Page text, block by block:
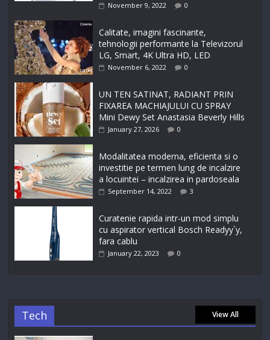
November 9, 2022 0
Calitate, imagini fascinante,
tehnologii performante la Televizorul
LG, Smart, 4K Ultra HD, LED
November 6, 2022 0
UN TEN SATINAT, RADIANT PRIN
FIXAREA MACHIAJULUI CU SPRAY
Mini Dewy Set Anastasia Beverly Hills
January 27, 2026 0
Modalitatea moderna, eficienta si o
investitie pe termen lung de incalzire
a locuintei – incalzirea in pardoseala
September 14, 2022 3
Curatenie rapida intr-un mod simplu
cu aspirator vertical Bosch Readyy`y,
fara cablu
January 22, 2023 0
Tech View All